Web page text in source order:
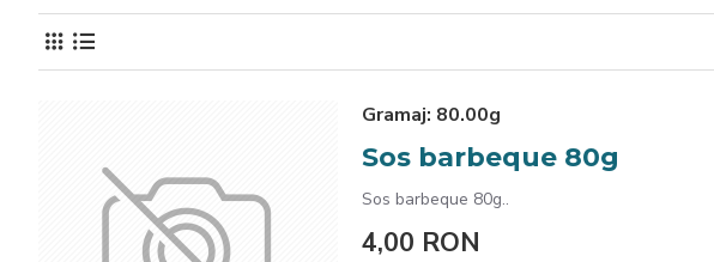
Gramaj: 80.00g
Sos barbeque 80g
Sos barbeque 80g..
4,00 RON